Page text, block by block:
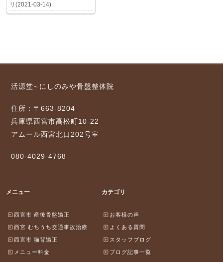
リ(2021-03-14)
活源堂∼にしのみや骨盤整体院
住所：〒663-8204
兵庫県西宮市高松町10-22
アムール西宮北口202号室
080-4029-4768
メニュー
西宮市 産後骨盤矯正
西宮 むちうち交通事故治療
西宮市 猫背矯正
メニュー料金
カテゴリ
お客様の声
よくある質問
スタッフブログ
ブログ記事一覧